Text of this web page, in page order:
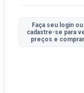
Faça seu login ou
cadastre-se para
preços e comprar